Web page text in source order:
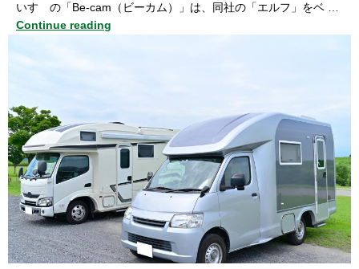
いすゞの「Be-cam（ビーカム）」は、同社の「エルフ」をベ …
Continue reading